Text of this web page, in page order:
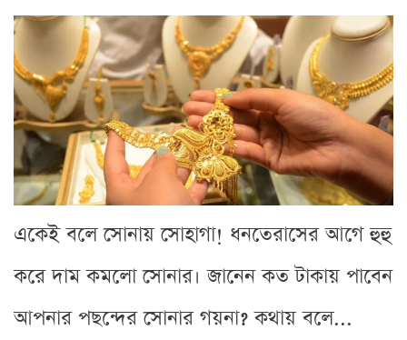
একেই বলে সোনায় সোহাগা! ধনতেরাসের আগে হুহু
করে দাম কমলো সোনার। জানেন কত টাকায় পাবেন
আপনার পছন্দের সোনার গয়না? কথায় বলে...